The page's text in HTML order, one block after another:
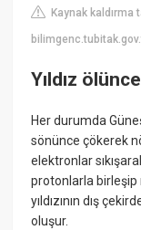
Kaynak kaldırma
Yıldız
Her durumda
sönünce çökerek
elektronlar
protonlarla birleşip
yıldızının dış
oluşur.